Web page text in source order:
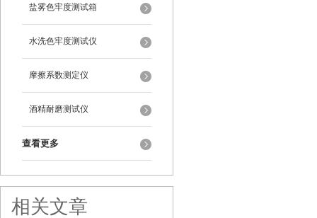
盐雾色牢度测试箱
水洗色牢度测试仪
摩擦系数测定仪
酒精耐磨测试仪
查看更多
相关文章